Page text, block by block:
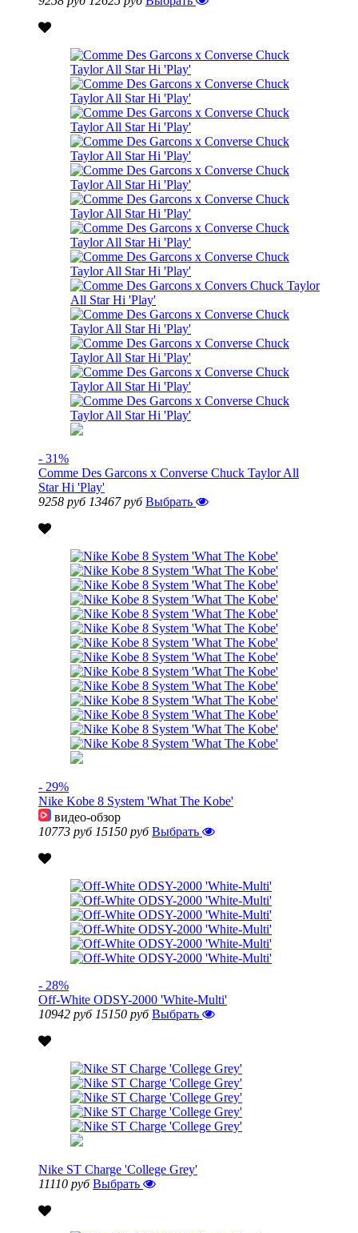
- 31%
Comme Des Garcons x Converse Chuck Taylor All
Star Hi 'Play'
9258 руб 13467 руб Выбрать
- 29%
Nike Kobe 8 System 'What The Kobe'
видео-обзор
10773 руб 15150 руб Выбрать
- 28%
Off-White ODSY-2000 'White-Multi'
10942 руб 15150 руб Выбрать
Nike ST Charge 'College Grey'
11110 руб Выбрать